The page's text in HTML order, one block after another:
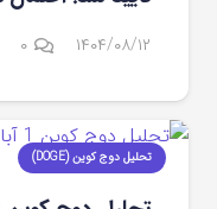
۱۴۰۴/۰۸/۱۲ ۰
تحلیل دوج کوین (DOGE)